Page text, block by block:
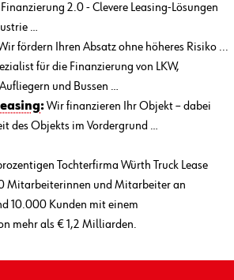
Finanzierung 2.0 - Clevere Leasing-Lösungen
…
fördern Ihren Absatz ohne höheres Risiko ...
für die Finanzierung von LKW,
und Bussen …
:Wir finanzieren Ihr Objekt – dabei
des Objekts im Vordergrund …
Tochterfirma Würth Truck Lease
Mitarbeiterinnen und Mitarbeiter an
10.000 Kunden mit einem
mehr als € 1,2 Milliarden.